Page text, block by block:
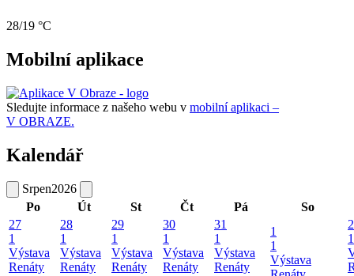
28/19 °C
Mobilní aplikace
Sledujte informace z našeho webu v mobilní aplikaci –
V OBRAZE.
Kalendář
Srpen2026
Po
Út St Čt Pá
So
27
1
Výstava
Renáty
28
1
Výstava
Renáty
29
1
Výstava
Renáty
30
1
Výstava
Renáty
31
1
Výstava
Renáty
1
1
Výstava
2
1